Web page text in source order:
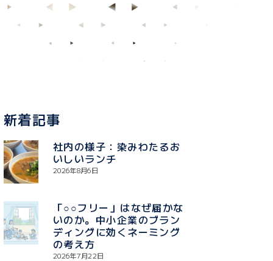
新着記事
社内の様子：染みわたるお
いしいランチ
2026年8月6日
「○○フリー」はなぜ届かな
いのか。中小企業のブラン
ディングに効くネーミング
の考え方
2026年7月22日